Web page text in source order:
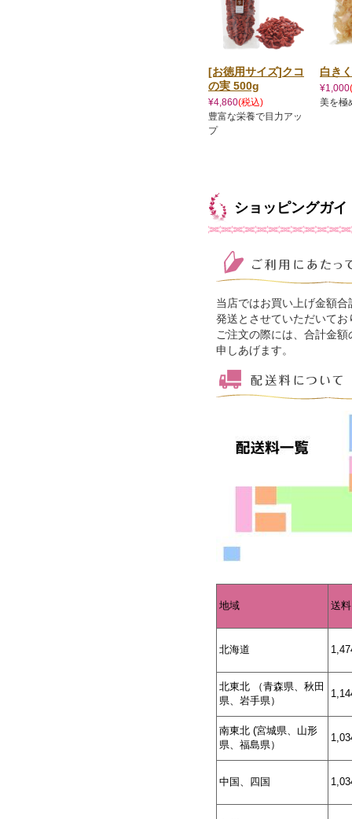
[お徳用サイズ]クコ
の実 500g
¥4,860(税込)
豊富な栄養で目力アッ
プ
白き
¥1,000
美を極
ショッピングガイ
当店ではお買い上げ金額合
発送とさせていただいてお
ご注文の際には、合計金
申しあげます。
地域 送料
北海道
北東北 （青森県、秋田
県、岩手県）
南東北 (宮城県、山形
県、福島県）
中国、四国